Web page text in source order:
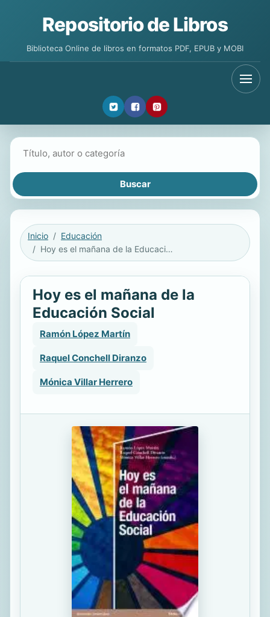
Repositorio de Libros
Biblioteca Online de libros en formatos PDF, EPUB y MOBI
Inicio
Educación
Hoy es el mañana de la Educación Social
Hoy es el mañana de la
Educación Social
Ramón López Martín
Raquel Conchell Diranzo
Mónica Villar Herrero